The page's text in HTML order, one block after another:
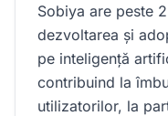
Sobiya are peste
dezvoltarea și
pe inteligență
contribuind la
utilizatorilor, la